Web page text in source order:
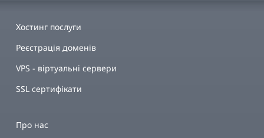
Хостинг послуги
Реєстрація доменів
VPS - віртуальні сервери
SSL сертифікати
Про нас